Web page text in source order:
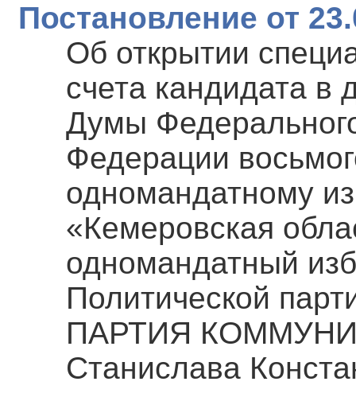
Постановление от
Об открытии
счета кандидата в
Думы
Федерации
одномандатному
«Кемеровская
одномандатный
Политической
ПАРТИЯ
Станислава